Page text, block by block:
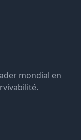
mondial en